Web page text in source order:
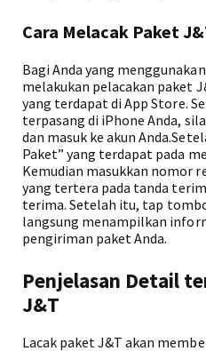
Cara Melacak Paket
Bagi Anda yang
melakukan pelacakan paket
yang terdapat di App Store.
terpasang di iPhone Anda,
dan masuk ke akun
Paket” yang terdapat pada
Kemudian masukkan nomor
yang tertera pada tanda
terima. Setelah itu, tap
langsung menampilkan
pengiriman paket Anda.
Penjelasan Detail
J&T
Lacak paket J&T akan